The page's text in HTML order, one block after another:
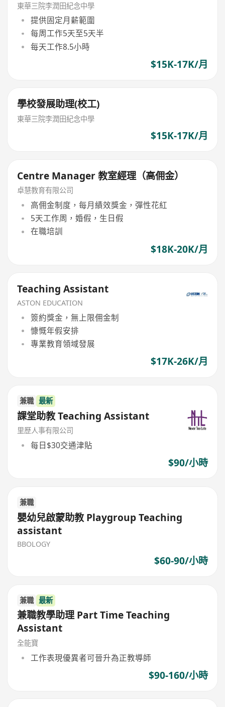
東華三院李潤田紀念中學
提供固定月薪範圍
每周工作5天至5天半
每天工作8.5小時
$15K-17K/月
學校發展助理(校工)
東華三院李潤田紀念中學
$15K-17K/月
Centre Manager 教室經理（高佣金）
卓慧教育有限公司
高佣金制度，每月績效獎金，彈性花紅
5天工作周，婚假，生日假
在職培訓
$18K-20K/月
Teaching Assistant
ASTON EDUCATION
簽約獎金，無上限佣金制
慷慨年假安排
專業教育領域發展
$17K-26K/月
兼職 最新
課堂助教 Teaching Assistant
里歷人事有限公司
每日$30交通津貼
$90/小時
兼職
嬰幼兒啟蒙助教 Playgroup Teaching
assistant
BBOLOGY
$60-90/小時
兼職 最新
兼職教學助理 Part Time Teaching
Assistant
全能寶
工作表現優異者可晉升為正教導師
$90-160/小時